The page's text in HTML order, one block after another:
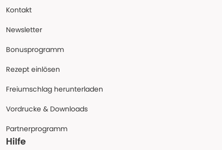
Kontakt
Newsletter
Bonusprogramm
Rezept einlösen
Freiumschlag herunterladen
Vordrucke & Downloads
Partnerprogramm
Hilfe